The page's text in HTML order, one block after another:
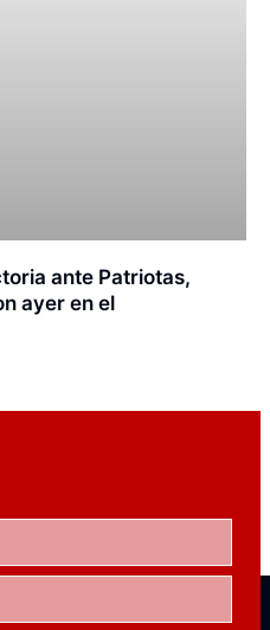
ante Patriotas,
ayer en el